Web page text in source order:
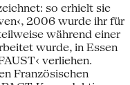
so erhielt sie
2006 wurde ihr für
während einer
wurde, in Essen
verliehen.
Französischen